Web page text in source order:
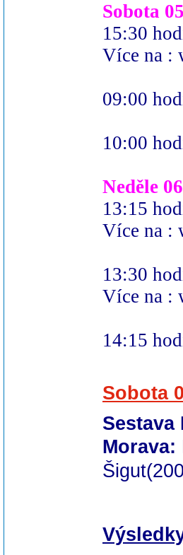
Sobota
15:30
Více na :
09:00
10:00
Neděle
13:15
Více na :
13:30
Více na :
14:15
Sobota
Sestava
Morava: